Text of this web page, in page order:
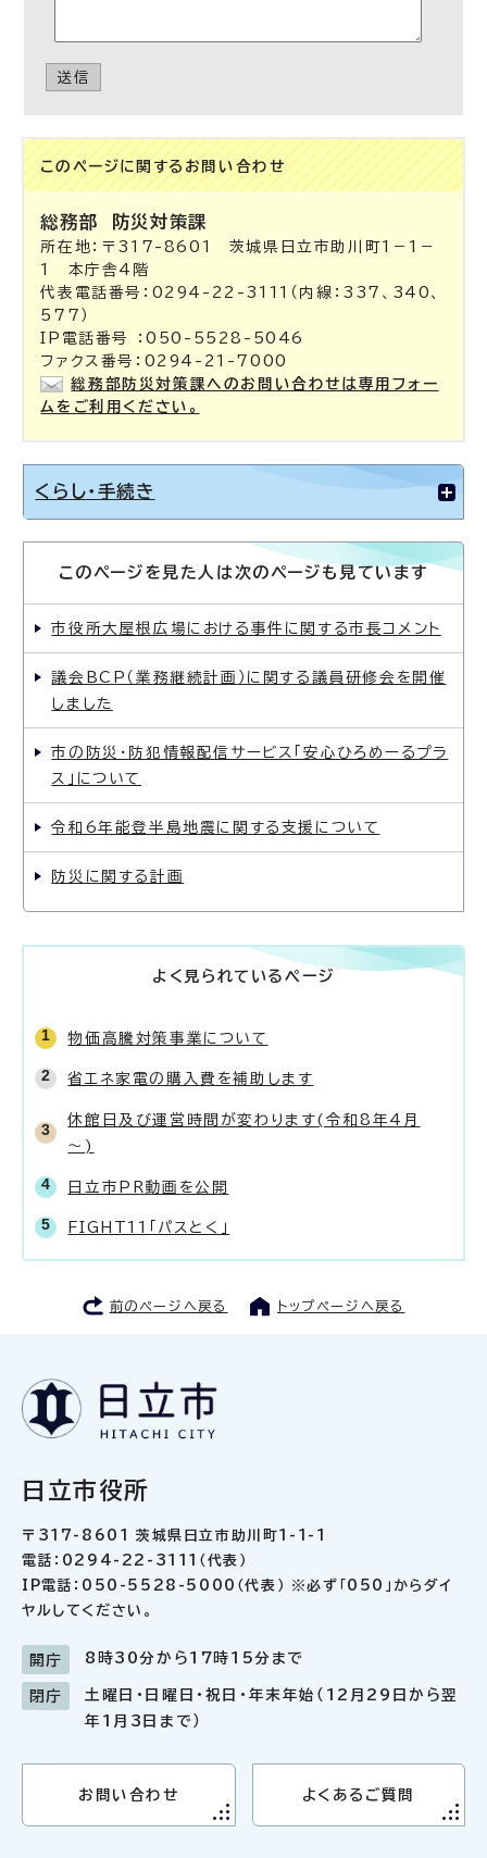
送信
このページに関する お問い合わせ
総務部 防災対策課
所在地：〒317-8601 茨城県日立市助川町1－1－
1 本庁舎4階
代表電話番号：0294-22-3111（内線：337、340、
577）
IP電話番号 ：050-5528-5046
ファクス番号：0294-21-7000
総務部防災対策課へのお問い合わせは専用フォー
ムをご利用ください。
くらし・手続き
このページを見た人は次のページも見ています
市役所大屋根広場における事件に関する市長コメント
議会BCP（業務継続計画）に関する議員研修会を開催
しました
市の防災・防犯情報配信サービス「安心ひろめーるプラ
ス」について
令和6年能登半島地震に関する支援について
防災に関する計画
よく見られているページ
物価高騰対策事業について
省エネ家電の購入費を補助します
休館日及び運営時間が変わります(令和8年4月
～)
日立市PR動画を公開
FIGHT11「パスとく」
前のページへ戻る トップページへ戻る
日立市役所
〒317-8601 茨城県日立市助川町1-1-1
電話：0294-22-3111（代表）
IP電話：050-5528-5000（代表） ※必ず「050」からダイ
ヤルしてください。
開庁 8時30分から17時15分まで
閉庁
土曜日・日曜日・祝日・年末年始（12月29日から翌
年1月3日まで）
お問い合わせ よくあるご質問